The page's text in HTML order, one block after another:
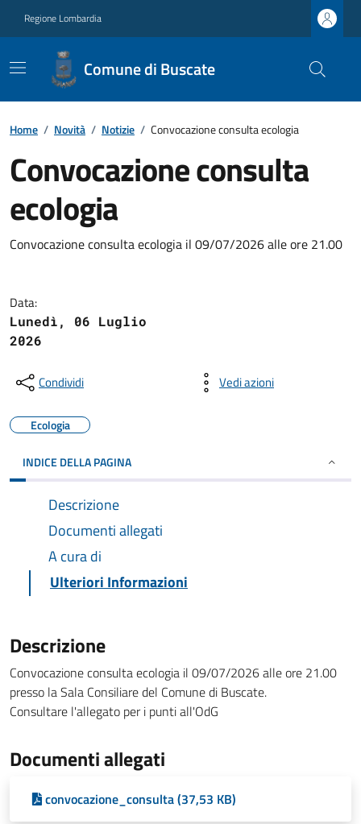
Regione Lombardia
Comune di Buscate
Home / Novità / Notizie / Convocazione consulta ecologia
Convocazione consulta
ecologia
Convocazione consulta ecologia il 09/07/2026 alle ore 21.00
Data:
Lunedì, 06 Luglio
2026
Condividi Vedi azioni
Ecologia
INDICE DELLA PAGINA
Descrizione
Documenti allegati
A cura di
Ulteriori Informazioni
Descrizione
Convocazione consulta ecologia il 09/07/2026 alle ore 21.00
presso la Sala Consiliare del Comune di Buscate.
Consultare l'allegato per i punti all'OdG
Documenti allegati
convocazione_consulta (37,53 KB)